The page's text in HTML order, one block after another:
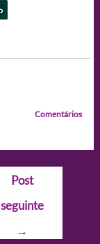
Comentários
Post
seguinte
→